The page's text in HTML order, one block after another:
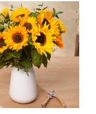
unsere
mit
Blumen erfolgt